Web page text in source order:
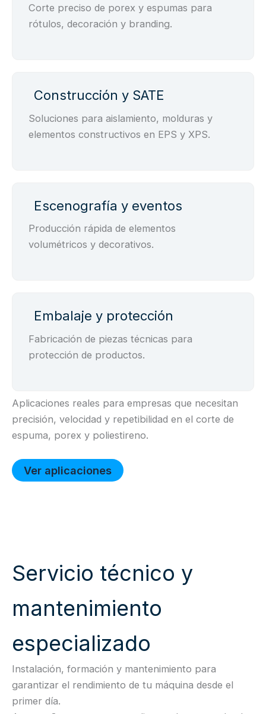
Corte preciso de porex y espumas para
rótulos, decoración y branding.
Construcción y SATE
Soluciones para aislamiento, molduras y
elementos constructivos en EPS y XPS.
Escenografía y eventos
Producción rápida de elementos
volumétricos y decorativos.
Embalaje y protección
Fabricación de piezas técnicas para
protección de productos.
Aplicaciones reales para empresas que necesitan
precisión, velocidad y repetibilidad en el corte de
espuma, porex y poliestireno.
Ver aplicaciones
Servicio técnico y
mantenimiento
especializado
Instalación, formación y mantenimiento para
garantizar el rendimiento de tu máquina desde el
primer día.